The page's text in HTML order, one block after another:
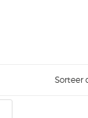
Sorteer